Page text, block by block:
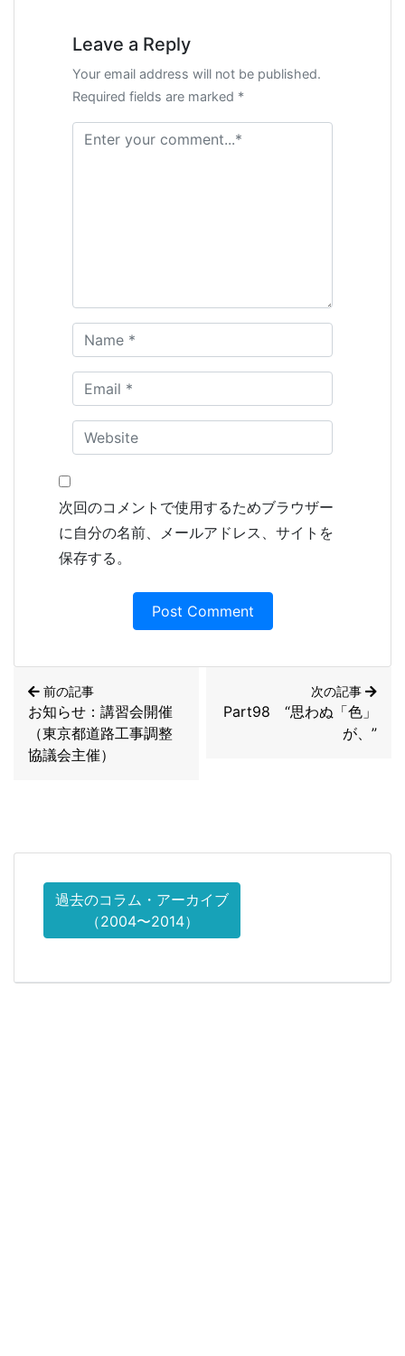
Leave a Reply
Your email address will not be published.
Required fields are marked *
次回のコメントで使用するためブラウザー
に自分の名前、メールアドレス、サイトを
保存する。
前の記事
お知らせ：講習会開催
（東京都道路工事調整
協議会主催）
次の記事
Part98 “思わぬ「色」
が、”
過去のコラム・アーカイブ
（2004〜2014）